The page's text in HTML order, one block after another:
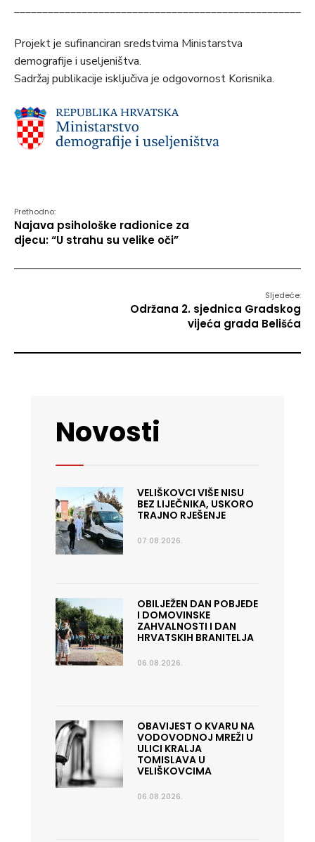
Projekt je sufinanciran sredstvima Ministarstva
demografije i useljeništva.
Sadržaj publikacije isključiva je odgovornost Korisnika.
Prethodno:
Najava psihološke radionice za
djecu: “U strahu su velike oči”
Sljedeće:
Održana 2. sjednica Gradskog
vijeća grada Belišća
Novosti
VELIŠKOVCI VIŠE NISU
BEZ LIJEČNIKA, USKORO
TRAJNO RJEŠENJE
07.08.2026.
OBILJEŽEN DAN POBJEDE
I DOMOVINSKE
ZAHVALNOSTI I DAN
HRVATSKIH BRANITELJA
06.08.2026.
OBAVIJEST O KVARU NA
VODOVODNOJ MREŽI U
ULICI KRALJA
TOMISLAVA U
VELIŠKOVCIMA
06.08.2026.